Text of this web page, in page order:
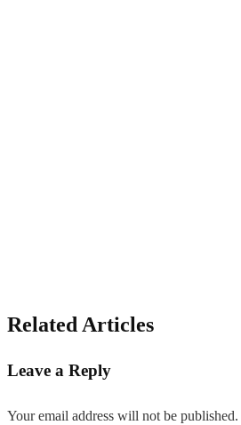
Related Articles
Leave a Reply
Your email address will not be published.